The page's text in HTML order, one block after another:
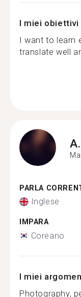
I miei obiettivi
I want to learn
translate well
A.
PARLA
Inglese
IMPARA
Coreano
I miei
Photography,